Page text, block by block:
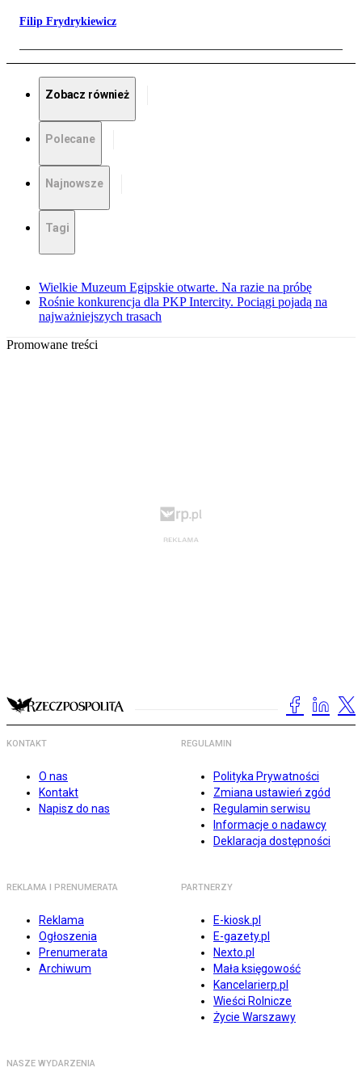
Filip Frydrykiewicz
Zobacz również
Polecane
Najnowsze
Tagi
Wielkie Muzeum Egipskie otwarte. Na razie na próbę
Rośnie konkurencja dla PKP Intercity. Pociągi pojadą na
najważniejszych trasach
Promowane treści
KONTAKT
O nas
Kontakt
Napisz do nas
REGULAMIN
Polityka Prywatności
Zmiana ustawień zgód
Regulamin serwisu
Informacje o nadawcy
Deklaracja dostępności
REKLAMA I PRENUMERATA
Reklama
Ogłoszenia
Prenumerata
Archiwum
PARTNERZY
E-kiosk.pl
E-gazety.pl
Nexto.pl
Mała księgowość
Kancelarierp.pl
Wieści Rolnicze
Życie Warszawy
NASZE WYDARZENIA